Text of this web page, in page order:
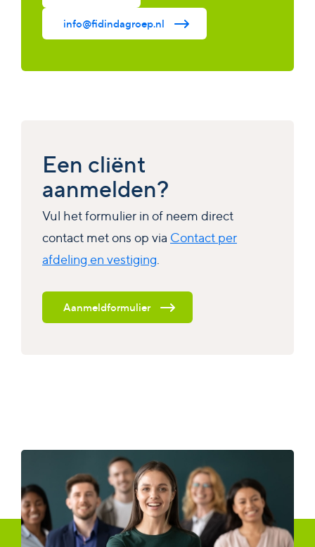
info@fidindagroep.nl
Een cliënt
aanmelden?
Vul het formulier in of neem direct
contact met ons op via Contact per
afdeling en vestiging
Aanmeldformulier